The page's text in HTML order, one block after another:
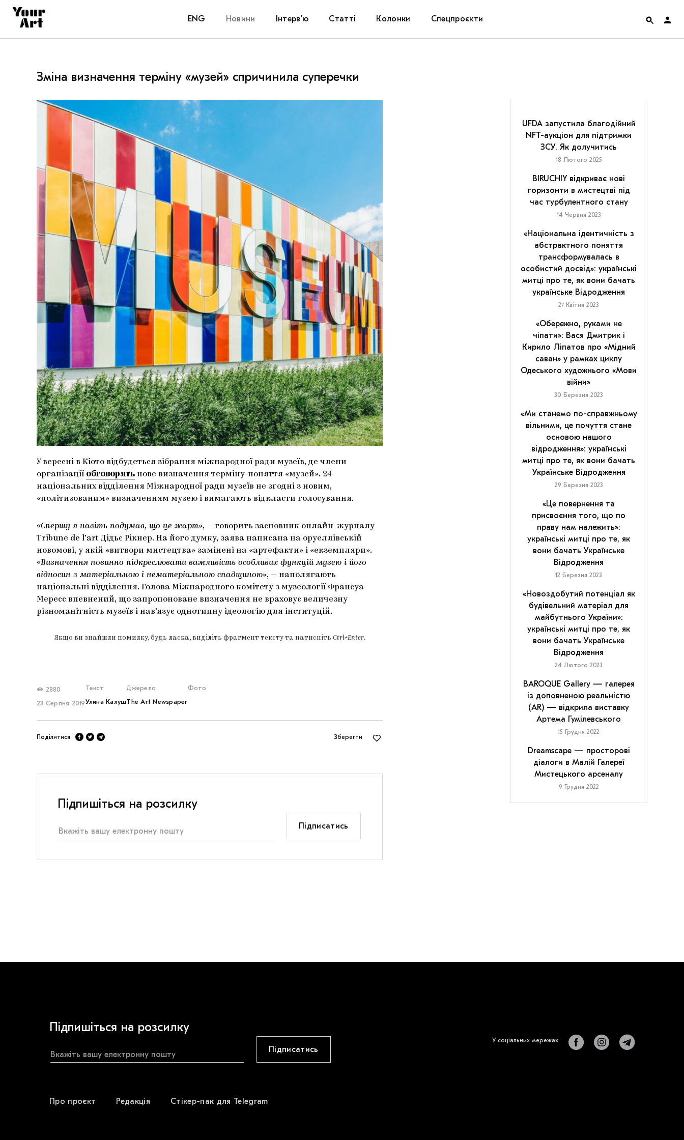
ENG Новини Інтерв’ю Статті Колонки Спецпроєкти
Зміна визначення терміну «музей» спричинила суперечки
У вересні в Кіото відбудеться зібрання міжнародної ради музеїв, де члени
організації обговорять нове визначення терміну-поняття «музей». 24
національних відділення Міжнародної ради музеїв не згодні з новим,
«політизованим» визначенням музею і вимагають відкласти голосування.
«Спершу я навіть подумав, що це жарт», — говорить засновник онлайн-журналу
Tribune de l’art Дідьє Рікнер. На його думку, заява написана на оруеллівській
новомові, у якій «витвори мистецтва» замінені на «артефакти» і «екземпляри».
«Визначення повинно підкреслювати важливість особливих функцій музею і його
відносин з матеріальною і нематеріальною спадщиною», — наполягають
національні відділення. Голова Міжнародного комітету з музеології Франсуа
Мересс впевнений, що запропоноване визначення не враховує величезну
різноманітність музеїв і нав’язує однотипну ідеологію для інституцій.
Якщо ви знайшли помилку, будь ласка, виділіть фрагмент тексту та натисніть Ctrl+Enter.
2880
23 Серпня 2019
Текст
Уляна Калуш
Джерело
The Art Newspaper
Фото
Поділитися Зберегти
Підпишіться на розсилку
Підписатись
UFDA запустила благодійний
NFT-аукціон для підтримки
ЗСУ. Як долучитись
18 Лютого 2025
BIRUCHIY відкриває нові
горизонти в мистецтві під
час турбулентного стану
14 Червня 2023
«Національна ідентичність з
абстрактного поняття
трансформувалась в
особистий досвід»: українські
митці про те, як вони бачать
українське Відродження
27 Квітня 2023
«Обережно, руками не
чіпати»: Вася Дмитрик і
Кирило Ліпатов про «Мідний
саван» у рамках циклу
Одеського художнього «Мови
війни»
30 Березня 2023
«Ми станемо по-справжньому
вільними, це почуття стане
основою нашого
відродження»: українські
митці про те, як вони бачать
Українське Відродження
29 Березня 2023
«Це повернення та
присвоєння того, що по
праву нам належить»:
українські митці про те, як
вони бачать Українське
Відродження
12 Березня 2023
«Новоздобутий потенціал як
будівельний матеріал для
майбутнього України»:
українські митці про те, як
вони бачать Українське
Відродження
24 Лютого 2023
BAROQUE Gallery — галерея
із доповненою реальністю
(AR) — відкрила виставку
Артема Гумілевського
15 Грудня 2022
Dreamscape — просторові
діалоги в Малій Галереї
Мистецького арсеналу
9 Грудня 2022
Підпишіться на розсилку
Підписатись
Про проєкт Редакція Стікер-пак для Telegram
У соціальних мережах